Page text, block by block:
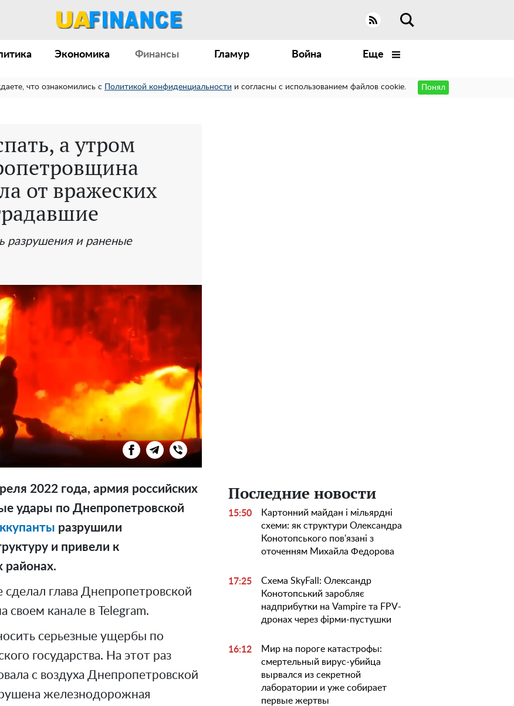
Экономика Финансы Гламур Война Еще
что ознакомились с Политикой конфиденциальности и согласны с использованием файлов cookie. Понял
а утром
от вражеских
разрушения и раненые
2022 года, армия российских
удары по Днепропетровской
разрушили
и привели к
районах.
глава Днепропетровской
канале в Telegram.
серьезные ущербы по
государства. На этот раз
с воздуха Днепропетровской
железнодорожная
Последние новости
15:50
Картонний майдан і мільярдні
схеми: як структури Олександра
Конотопського пов'язані з
оточенням Михайла Федорова
17:25
Схема SkyFall: Олександр
Конотопський заробляє
надприбутки на Vampire та FPV-
дронах через фірми-пустушки
16:12
Мир на пороге катастрофы:
смертельный вирус-убийца
вырвался из секретной
лаборатории и уже собирает
первые жертвы